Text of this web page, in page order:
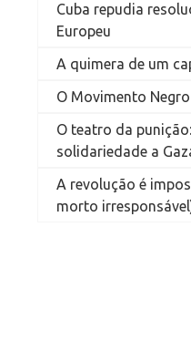
Cuba repudia
Europeu
A quimera de um
O Movimento
O teatro da
solidariedade a
A revolução é
morto